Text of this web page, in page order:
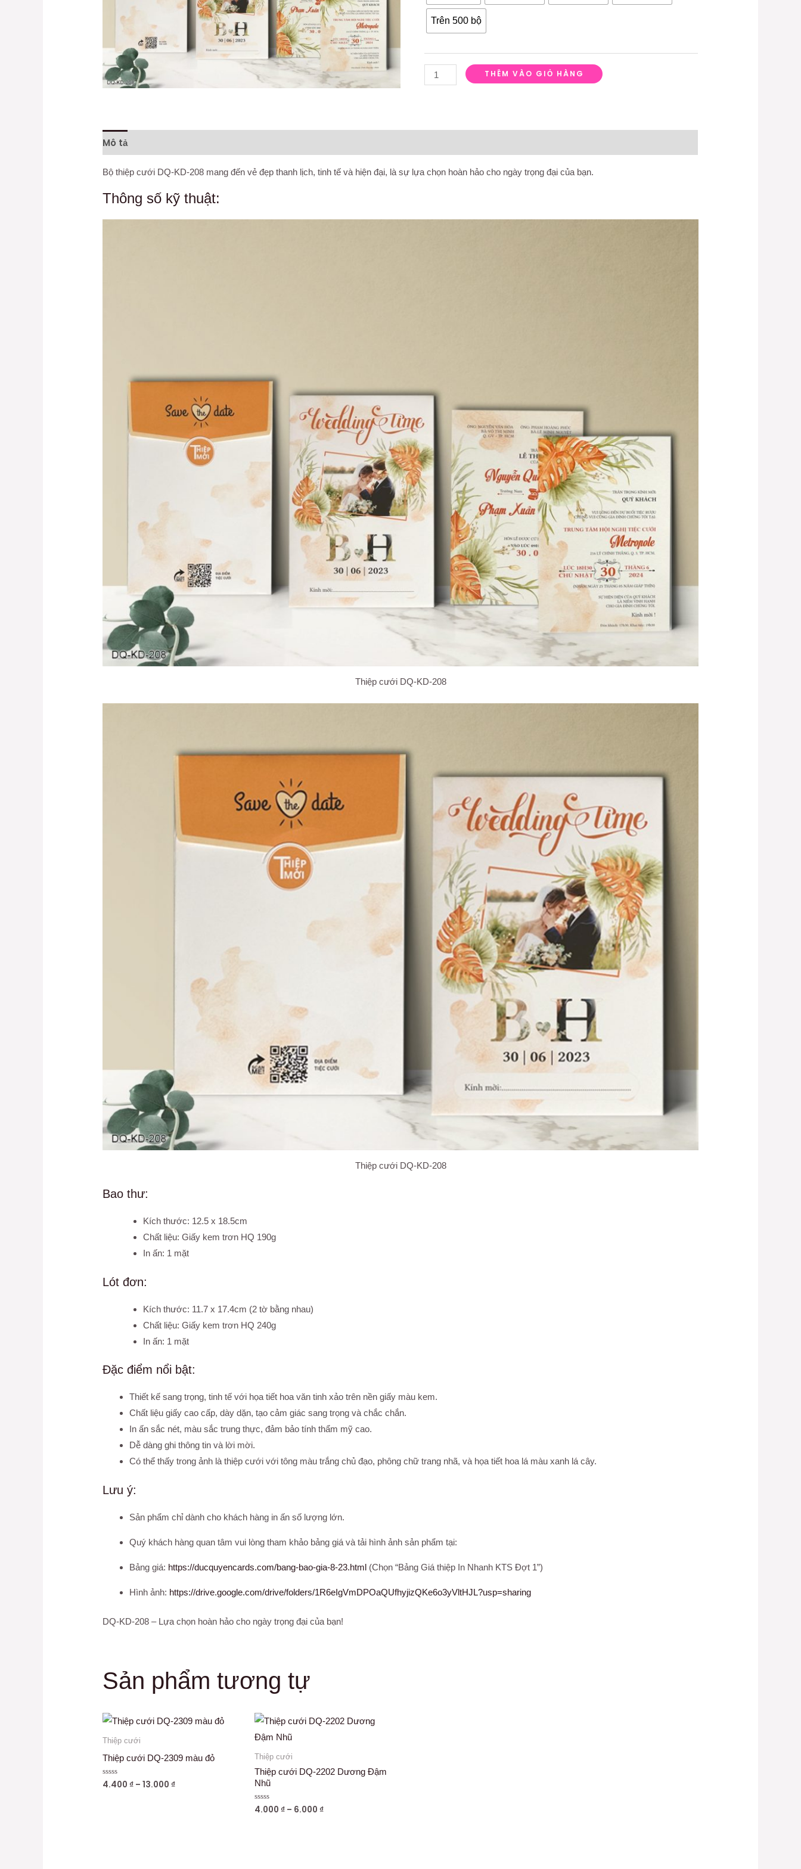
Trên 500 bộ
THÊM VÀO GIỎ HÀNG
Mô tả
Bộ thiệp cưới DQ-KD-208 mang đến vẻ đẹp thanh lịch, tinh tế và hiện đại, là sự lựa chọn hoàn hảo cho ngày trọng đại của bạn.
Thông số kỹ thuật:
Thiệp cưới DQ-KD-208
Thiệp cưới DQ-KD-208
Bao thư:
Kích thước: 12.5 x 18.5cm
Chất liệu: Giấy kem trơn HQ 190g
In ấn: 1 mặt
Lót đơn:
Kích thước: 11.7 x 17.4cm (2 tờ bằng nhau)
Chất liệu: Giấy kem trơn HQ 240g
In ấn: 1 mặt
Đặc điểm nổi bật:
Thiết kế sang trọng, tinh tế với họa tiết hoa văn tinh xảo trên nền giấy màu kem.
Chất liệu giấy cao cấp, dày dặn, tạo cảm giác sang trọng và chắc chắn.
In ấn sắc nét, màu sắc trung thực, đảm bảo tính thẩm mỹ cao.
Dễ dàng ghi thông tin và lời mời.
Có thể thấy trong ảnh là thiệp cưới với tông màu trắng chủ đạo, phông chữ trang nhã, và họa tiết hoa lá màu xanh lá cây.
Lưu ý:
Sản phẩm chỉ dành cho khách hàng in ấn số lượng lớn.
Quý khách hàng quan tâm vui lòng tham khảo bảng giá và tải hình ảnh sản phẩm tại:
Bảng giá: https://ducquyencards.com/bang-bao-gia-8-23.html (Chọn “Bảng Giá thiệp In Nhanh KTS Đợt 1”)
Hình ảnh: https://drive.google.com/drive/folders/1R6eIgVmDPOaQUfhyjizQKe6o3yVltHJL?usp=sharing
DQ-KD-208 – Lựa chọn hoàn hảo cho ngày trọng đại của bạn!
Sản phẩm tương tự
Thiệp cưới
Thiệp cưới DQ-2309 màu đỏ
Được
xếp
4.400 ₫ –13.000 ₫
Thiệp cưới
Thiệp cưới DQ-2202 Dương Đậm
Nhũ
Được
xếp
4.000 ₫ – 6.000 ₫